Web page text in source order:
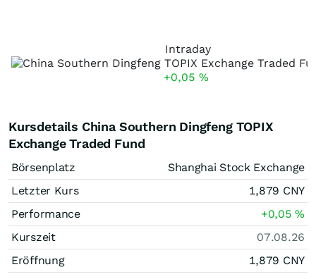
Intraday
+0,05 %
Kursdetails China Southern Dingfeng TOPIX
Exchange Traded Fund
Börsenplatz
Shanghai Stock Exchange
Letzter Kurs
1,879 CNY
Performance
+0,05%
Kurszeit
07.08.26
Eröffnung
1,879 CNY